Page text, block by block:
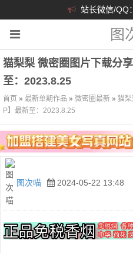
站长微信/QQ
图
猫梨梨 微密圈图片下载分
至：2023.8.25
首页 » 最新单期作品 » 微密圈最新 » 猫
P】最新至：2023.8.25
图次喵 2024-05-22 13:48